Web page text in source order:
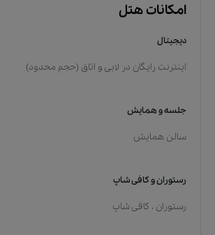
امکانات هتل
دیجیتال
اینترنت رایگان در لابی و اتاق (حجم محدود)
جلسه و همایش
سالن همایش
رستوران و کافی شاپ
رستوران ، کافی شاپ